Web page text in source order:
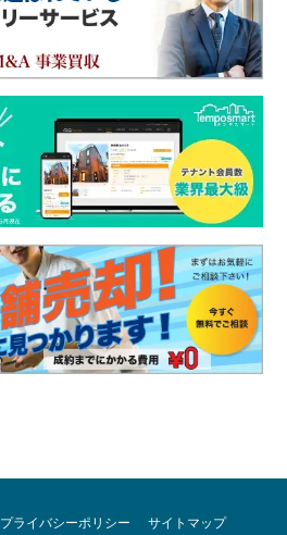
プライバシーポリシー
サイトマップ